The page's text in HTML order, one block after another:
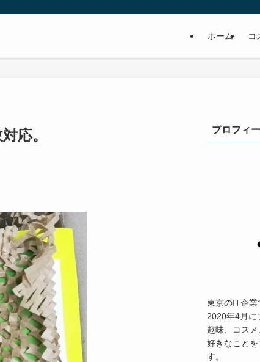
ホーム コ
応。 プロフィ
東京のIT企業
2020年4月に
趣味、コス
好きなこと
す。